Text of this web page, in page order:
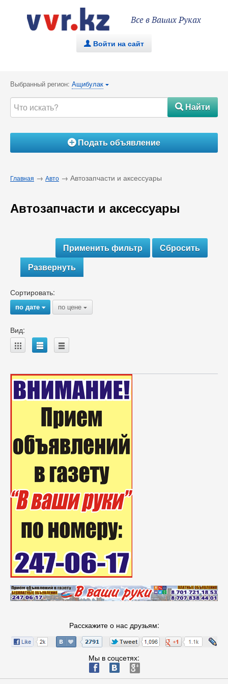
Все в Ваших Руках
. Войти на сайт
Выбранный регион: Ащибулак {
#Найти
ÁПодать объявление
Главная → Авто → Автозапчасти и аксессуары
Автозапчасти и аксессуары
Развернуть
Сортировать:
по дате{ по цене {
Вид:
A B C
Расскажите о нас друзьям:
Мы в соцсетях:
ä æ è